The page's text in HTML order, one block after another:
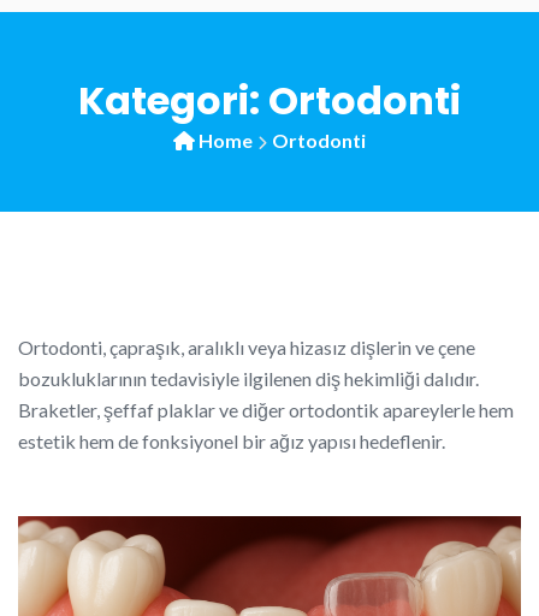
Kategori: Ortodonti
Home Ortodonti
Ortodonti, çapraşık, aralıklı veya hizasız dişlerin ve çene
bozukluklarının tedavisiyle ilgilenen diş hekimliği dalıdır.
Braketler, şeffaf plaklar ve diğer ortodontik apareylerle hem
estetik hem de fonksiyonel bir ağız yapısı hedeflenir.